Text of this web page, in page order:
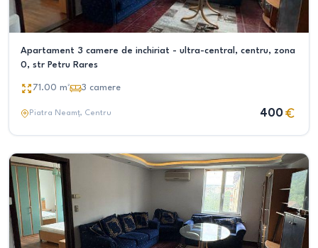
Apartament 3 camere de inchiriat - ultra-central, centru, zona
0, str Petru Rares
71.00 m² 3 camere
Piatra Neamț, Centru 400